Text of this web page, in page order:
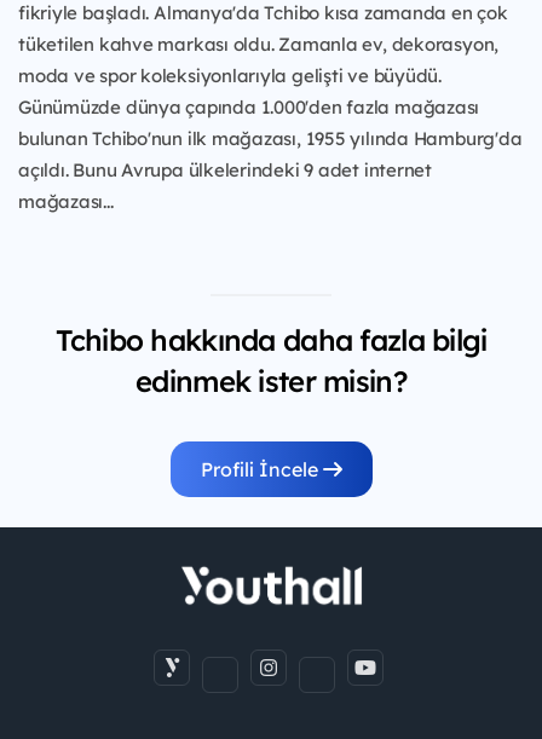
fikriyle başladı. Almanya'da Tchibo kısa zamanda en çok
tüketilen kahve markası oldu. Zamanla ev, dekorasyon,
moda ve spor koleksiyonlarıyla gelişti ve büyüdü.
Günümüzde dünya çapında 1.000'den fazla mağazası
bulunan Tchibo'nun ilk mağazası, 1955 yılında Hamburg'da
açıldı. Bunu Avrupa ülkelerindeki 9 adet internet
mağazası...
Tchibo hakkında daha fazla bilgi
edinmek ister misin?
Profili İncele